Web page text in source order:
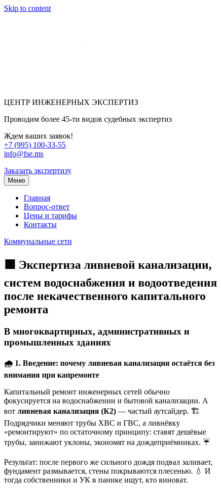
Skip to content
ЦЕНТР ИНЖЕНЕРНЫХ ЭКСПЕРТИЗ
Проводим более 45-ти видов судебных экспертиз
Ждем ваших заявок!
+7 (995) 100-33-55
info@fse.ms
Заказать экспертизу
Меню
Главная
Вопрос-ответ
Цены и тарифы
Контакты
Коммунальные сети
🟩 Экспертиза ливневой канализации,
систем водоснабжения и водоотведения
после некачественного капитального
ремонта
В многоквартирных, административных и
промышленных зданиях
🌧 1. Введение: почему ливневая канализация остаётся без
внимания при капремонте
Капитальный ремонт инженерных сетей обычно
фокусируется на водоснабжении и бытовой канализации. А
вот ливневая канализация (К2) — частый аутсайдер. 🏗️
Подрядчики меняют трубы ХВС и ГВС, а ливнёвку
«ремонтируют» по остаточному принципу: ставят дешёвые
трубы, занижают уклоны, экономят на дождеприёмниках. ☔
Результат: после первого же сильного дождя подвал заливает,
фундамент размывается, стены покрываются плесенью. 💧 И
тогда собственники и УК в панике ищут, кто виноват.